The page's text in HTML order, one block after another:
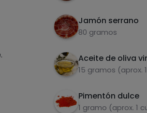
Jamón serrano
80 gramos
Aceite de oliva
15 gramos (aprox.
Pimentón dulce
1 gramo (aprox. 1